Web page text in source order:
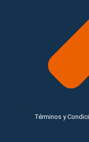
Términos y